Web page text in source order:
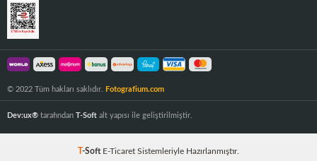
© 2022 Tüm hakları saklıdır. Fotografium.com
Dev:ux® tarafından T-Soft alt yapısı ile geliştirilmiştir.
T-Soft E-Ticaret Sistemleriyle Hazırlanmıştır.